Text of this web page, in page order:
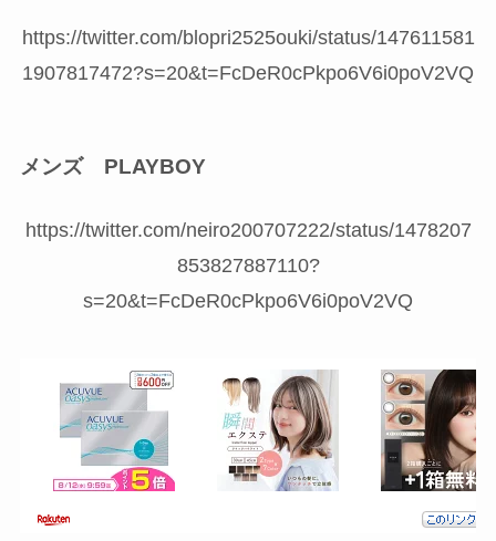
https://twitter.com/blopri2525ouki/status/147611581
1907817472?s=20&t=FcDeR0cPkpo6V6i0poV2VQ
メンズ PLAYBOY
https://twitter.com/neiro200707222/status/1478207
853827887110?
s=20&t=FcDeR0cPkpo6V6i0poV2VQ